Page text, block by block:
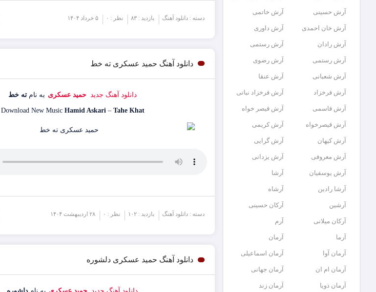
دسته : دانلود آهنگ بازدید : ۸۳ نظر : ۰ ۵ خرداد ۱۴۰۴
دانلود آهنگ حمید عسکری ته خط
دانلود آهنگ جدید حمید عسکری به نامته خط
Download New MusicHamid Askari –Tahe Khat
دسته : دانلود آهنگ بازدید : ۱۰۲ نظر : ۰ ۲۸ اردیبهشت ۱۴۰۴
دانلود آهنگ حمید عسکری دلشوره
آرش حسینی آرش خاتمی
آرش خان احمدی آرش داوری
آرش رادان آرش رستمى
آرش رستمی آرش رضوی
آرش شعبانی آرش عنقا
آرش فرخزاد آرش فرخزاد نباتی
آرش قاسمی آرش قیصر خواه
آرش قیصرخواه آرش کریمی
آرش کیهان آرش گرایی
آرش معروفی آرش یزدانی
آرش یوسفیان آرشا
آرشا رادین آرشاه
آرشین آرکان حسینی
آرکان میلانی آرم
آرما آرمان
آرمان آوا آرمان اسماعیلی
آرمان ام ان آرمان جهانی
آرمان ذویا آرمان زند